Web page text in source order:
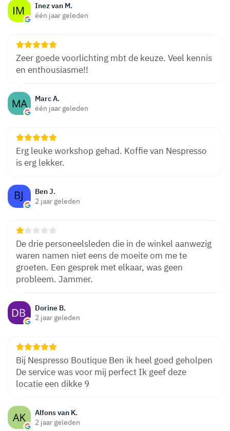
Inez van M.
één jaar geleden
Marc A.
één jaar geleden
Zeer goede voorlichting mbt de keuze. Veel kennis
en enthousiasme!!
Ben J.
2 jaar geleden
Erg leuke workshop gehad. Koffie van Nespresso
is erg lekker.
Dorine B.
2 jaar geleden
De drie personeelsleden die in de winkel aanwezig
waren namen niet eens de moeite om me te
groeten. Een gesprek met elkaar, was geen
probleem. Jammer.
Alfons van K.
2 jaar geleden
Bij Nespresso Boutique Ben ik heel goed geholpen
De service was voor mij perfect Ik geef deze
locatie een dikke 9